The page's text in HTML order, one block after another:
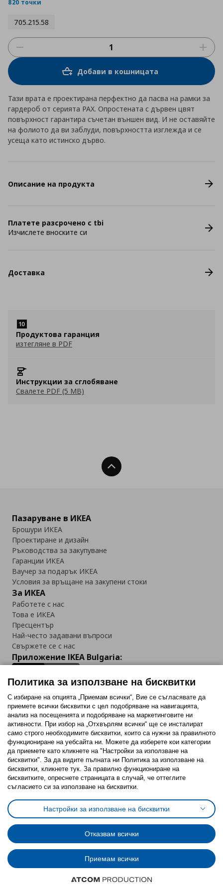
820 точки
705.215.58
Добави в кошницата
Тази врата е проектирана перфектно да пасва на рамки за
гардероб от серията PAX. Опростената с дървен цвят
повърхност гарантира съчетан външен вид. И не оставяйте
на фолиото да ви заблуди, повърхността изглежда и се
усеща като истинско дърво.
Описание на продукта
Платете разсрочено с tbi
Изчислете вноските си
Доставка
Продуктова гаранция
изтегляне в PDF
Инструкции за сглобяване
Свалете PDF (5 MB)
Нагоре
Пазаруване в ИКЕА
Брошури ИКЕА
Проектиране и дизайн
Ръководства за закупуване
Гаранции ИКЕА
Ваучер за подарък ИКЕА
Условия за връщане на закупени стоки
За ИКЕА
Работете с нас
Това е ИКЕА
Пресцентър
Най-често задавани въпроси
Свържете се с нас
Приложение IKEA Bulgaria:
Последвайте ни:
FacebookTwitterYoutubePinterestInstagram
Политика за използване на бисквитки (Cookies)
Избор на настройки за използване на бисквитки
Условия за ползване на ikea.bgОбща политика за личните данни
Политика за защита на личните данни на ikea.bg
Общи условия на програма IKEA Family
Политика за защита на лични данни на програма IKEA Family
© Inter-IKEA Systems B.V. 1999 - 2025
Политика за използване на бисквитки
С избиране на опцията „Приемам всички“, Вие се съгласявате да
приемете всички бисквитки с цел подобряване на навигацията,
анализ на посещенията и подобряване на маркетинговите ни
активности. При избор на „Отхвърлям всички“ ще се инсталират
само строго необходимитe бисквитки, които са нужни за правилното
функциониране на уебсайта ни. Можете да изберете кои категории
да приемете като кликнете на "Настройки за използване на
бисквитки". За да видите пълната ни Политика за използване на
бисквитки, кликнете тук. За правилно функциониране на
бисквитките, опреснете страницата в случай, че оттеглите
съгласието си за използване на бисквитки.
Настройки за използване на бисквитки
Отказвам всички
Приемам всички